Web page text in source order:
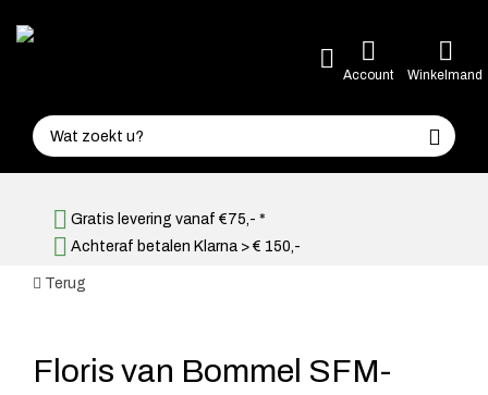
Account Winkelmand
Gratis levering vanaf €75,- *
Achteraf betalen Klarna > € 150,-
Terug
Floris van Bommel SFM-